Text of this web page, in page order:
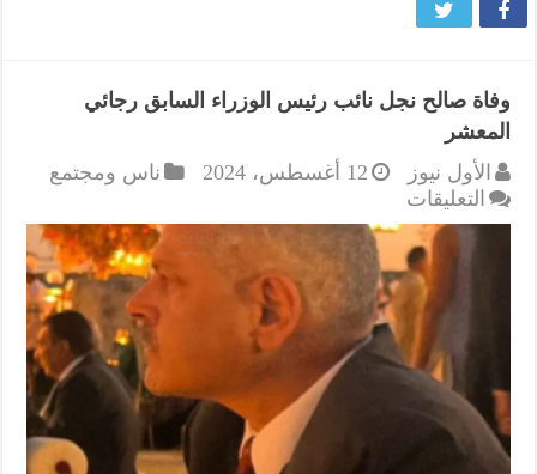
وفاة صالح نجل نائب رئيس الوزراء السابق رجائي
المعشر
الأول نيوز
12 أغسطس، 2024
ناس ومجتمع
التعليقات
وفاة
صالح
نجل
نائب
رئيس
الوزراء
السابق
مغلقة